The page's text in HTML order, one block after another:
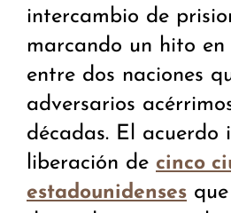
intercambio de
marcando un hito en
entre dos naciones
adversarios
décadas. El acuerdo
liberación de cinco
estadounidenses